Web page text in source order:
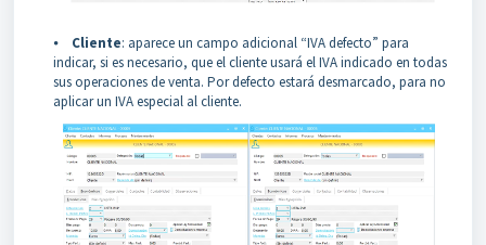
⦁ Cliente: aparece un campo adicional “IVA defecto” para
indicar, si es necesario, que el cliente usará el IVA indicado en todas
sus operaciones de venta. Por defecto estará desmarcado, para no
aplicar un IVA especial al cliente.